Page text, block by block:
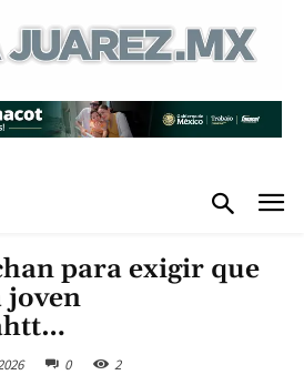
para exigir que
joven
0 2